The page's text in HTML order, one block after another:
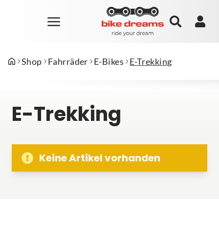
Shop Fahrräder E-Bikes E-Trekking
E-Trekking
Keine Artikel vorhanden